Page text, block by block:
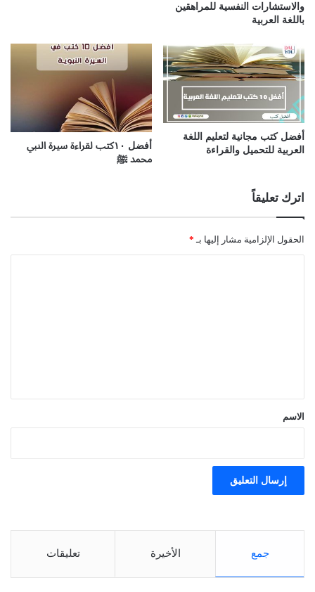
والاستشارات النفسية للمراهقين
باللغة العربية
أفضل كتب مجانية لتعليم اللغة
العربية للتحميل والقراءة
أفضل ١٠كتب لقراءة سيرة النبي
محمد ﷺ
اترك تعليقاً
الحقول الإلزامية مشار إليها بـ *
*الاسم
جمع الأخيرة تعليقات